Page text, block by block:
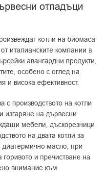
отпадъци
котли на биомаса
италианските компании в
авангардни продукти,
особено с оглед на
и висока ефективност.
с производството на котли
изгаряне на дървесни
мебели, дъскорезници
на двата котли за
диатермично масло, при
и пречистване на
внимание към